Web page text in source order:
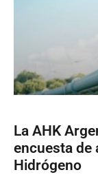
La AHK
encuesta de
Hidrógeno